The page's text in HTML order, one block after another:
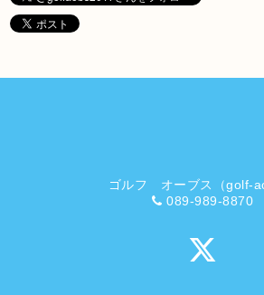
ゴルフ オーブス（golf-
089-989-8870